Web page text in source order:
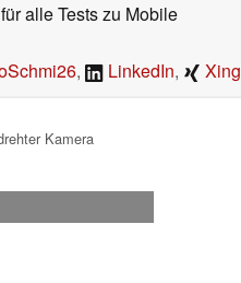
alle Tests zu Mobile
, LinkedIn, Xing
Kamera